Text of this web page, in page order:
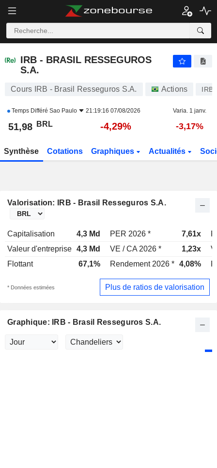
IRB - BRASIL RESSEGUROS
S.A.
Cours IRB - Brasil Resseguros S.A. Actions
Temps Différé Sao Paulo 21:19:16 07/08/2026 Varia. 1 janv.
51,98 BRL -4,29% -3,17%
Synthèse Cotations Graphiques Actualités
Valorisation: IRB - Brasil Resseguros S.A.
Capitalisation 4,3 Md PER 2026 * 7,61x
Valeur d'entreprise 4,3 Md VE / CA 2026 * 1,23x
Flottant
67,1% Rendement 2026 * 4,08%
* Données estimées Plus de ratios de valorisation
Graphique: IRB - Brasil Resseguros S.A.